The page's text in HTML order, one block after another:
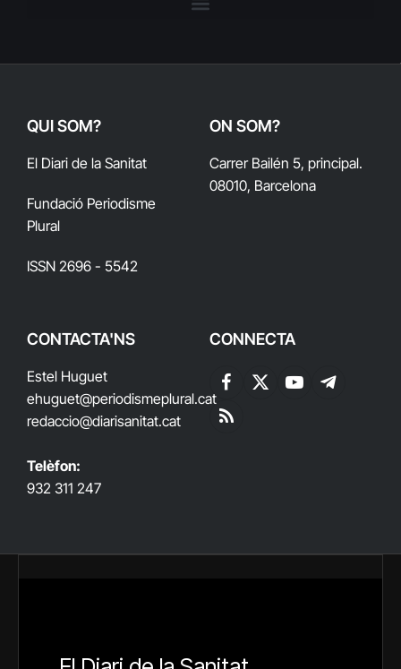
QUI SOM?
El Diari de la Sanitat
Fundació Periodisme
Plural
ISSN 2696 - 5542
ON SOM?
Carrer Bailén 5, principal.
08010, Barcelona
CONTACTA'NS
Estel Huguet
ehuguet@periodismeplural.cat
redaccio@diarisanitat.cat
Telèfon:
932 311 247
CONNECTA
Facebook
X
YouTubeTelegram
RSS